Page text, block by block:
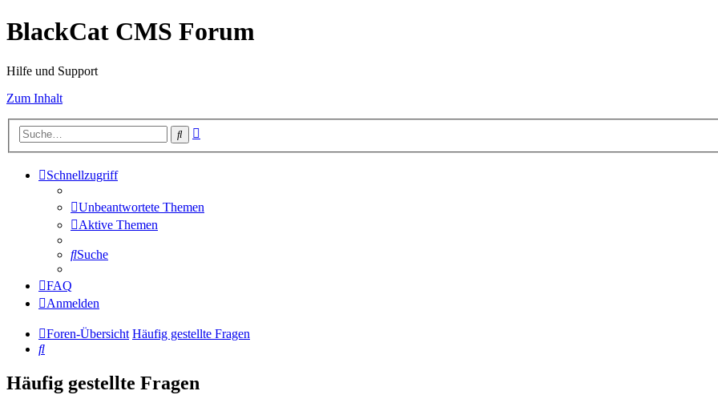
BlackCat CMS Forum
Hilfe und Support
Zum Inhalt
Suche
Schnellzugriff
Unbeantwortete Themen
Aktive Themen
Suche
FAQ
Anmelden
Foren-Übersicht Häufig gestellte Fragen
Suche
Häufig gestellte Fragen